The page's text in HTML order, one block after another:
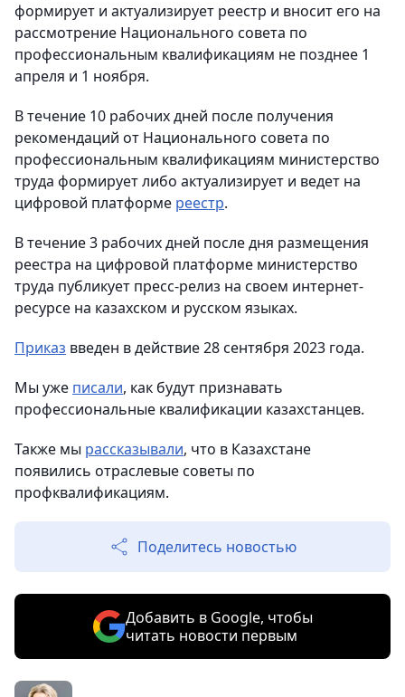
формирует и актуализирует реестр и вносит его на
рассмотрение Национального совета по
профессиональным квалификациям не позднее 1
апреля и 1 ноября.
В течение 10 рабочих дней после получения
рекомендаций от Национального совета по
профессиональным квалификациям министерство
труда формирует либо актуализирует и ведет на
цифровой платформе реестр.
В течение 3 рабочих дней после дня размещения
реестра на цифровой платформе министерство
труда публикует пресс-релиз на своем интернет-
ресурсе на казахском и русском языках.
Приказ введен в действие 28 сентября 2023 года.
Мы уже писали, как будут признавать
профессиональные квалификации казахстанцев.
Также мы рассказывали, что в Казахстане
появились отраслевые советы по
профквалификациям.
Поделитесь новостью
Добавить в Google, чтобы
читать новости первым